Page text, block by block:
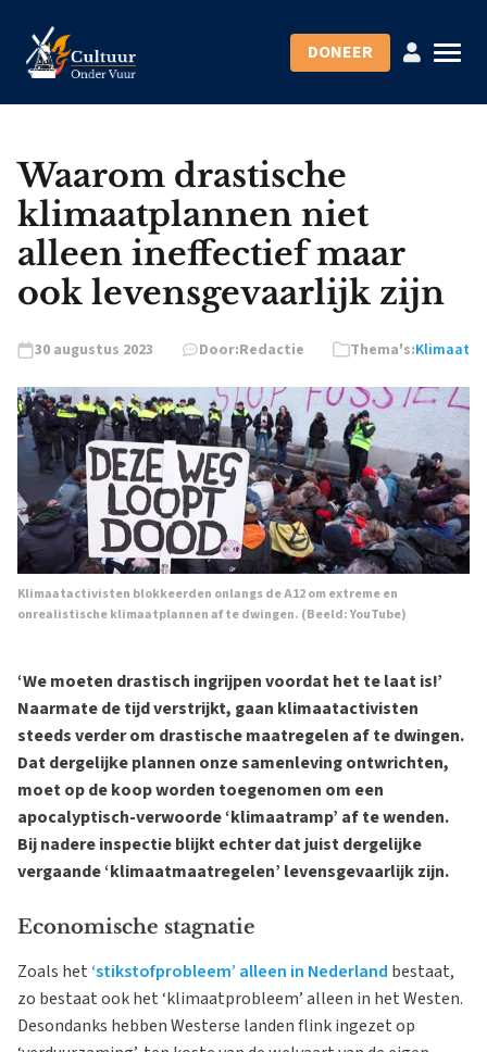
DONEER
Waarom drastische
klimaatplannen niet
alleen ineffectief maar
ook levensgevaarlijk zijn
30 augustus 2023 Door:Redactie Thema's:Klimaat
Klimaatactivisten blokkeerden onlangs de A12 om extreme en
onrealistische klimaatplannen af te dwingen. (Beeld: YouTube)
‘We moeten drastisch ingrijpen voordat het te laat is!’
Naarmate de tijd verstrijkt, gaan klimaatactivisten
steeds verder om drastische maatregelen af te dwingen.
Dat dergelijke plannen onze samenleving ontwrichten,
moet op de koop worden toegenomen om een
apocalyptisch-verwoorde ‘klimaatramp’ af te wenden.
Bij nadere inspectie blijkt echter dat juist dergelijke
vergaande ‘klimaatmaatregelen’ levensgevaarlijk zijn.
Economische stagnatie
Zoals het ‘stikstofprobleem’ alleen in Nederland bestaat,
zo bestaat ook het ‘klimaatprobleem’ alleen in het Westen.
Desondanks hebben Westerse landen flink ingezet op